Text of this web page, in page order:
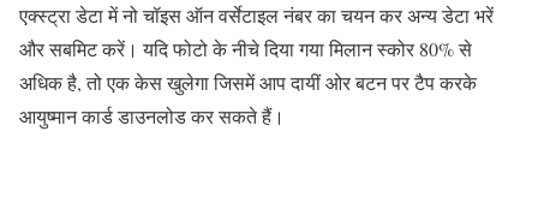
एक्स्ट्रा डेटा में नो चॉइस ऑन वर्सेटाइल नंबर का चयन कर अन्य डेटा भरें
और सबमिट करें। यदि फोटो के नीचे दिया गया मिलान स्कोर 80% से
अधिक है, तो एक केस खुलेगा जिसमें आप दायीं ओर बटन पर टैप करके
आयुष्मान कार्ड डाउनलोड कर सकते हैं।